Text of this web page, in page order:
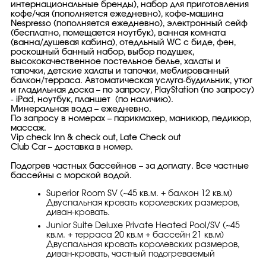
интернациональные бренды), набор для приготовления
кофе/чая (пополняется ежедневно), кофе-машина
Nespresso (пополняется ежедневно), электронный сейф
(бесплатно, помещается ноутбук), ванная комната
(ванна/душевая кабина), отедльный WC c биде, фен,
роскошный банный набор, выбор подушек,
высококачественное постельное белье, халаты и
тапочки, детские халаты и тапочки, меблированный
балкон/терраса. Автоматическая услуга-будильник, утюг
и гладильная доска – по запросу, PlayStation (по запросу)
- iPad, ноутбук, планшет (по наличию).
Минеральная вода – ежедневно.
По запросу в номерах – парикмахер, маникюр, педикюр,
массаж.
Vip check Inn & check out, Late Check out
Club Car – доставка в номер.
Подогрев частных бассейнов – за доплату. Все частные
бассейны с морской водой.
Superior Room SV (~45 кв.м. + балкон 12 кв.м)
Двуспальная кровать королевских размеров,
диван-кровать.
Junior Suite Deluxe Private Heated Pool/SV (~45
кв.м. + терраса 20 кв.м + бассейн 21 кв.м)
Двуспальная кровать королевских размеров,
диван-кровать, частный подогреваемый